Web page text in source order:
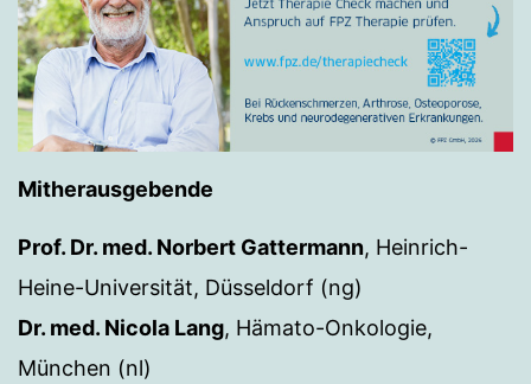
Mitherausgebende
Prof. Dr. med. Norbert Gattermann, Heinrich-
Heine-Universität, Düsseldorf (ng)
Dr. med. Nicola Lang, Hämato-Onkologie,
München (nl)